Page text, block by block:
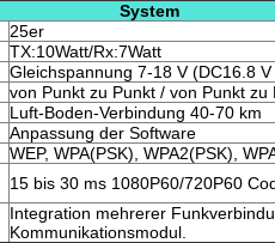
System
25er
TX:10Watt/Rx:7Watt
Gleichspannung 7-18 V (DC16.8
von Punkt zu Punkt / von Punkt zu
Luft-Boden-Verbindung 40-70 km
Anpassung der Software
WEP, WPA(PSK), WPA2(PSK),
15 bis 30 ms 1080P60/720P60
Integration mehrerer
Kommunikationsmodul.